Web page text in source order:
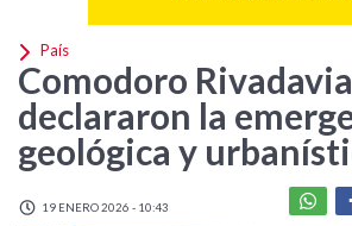
País
Comodoro
declararon la
geológica y
19 ENERO 2026 - 10:43